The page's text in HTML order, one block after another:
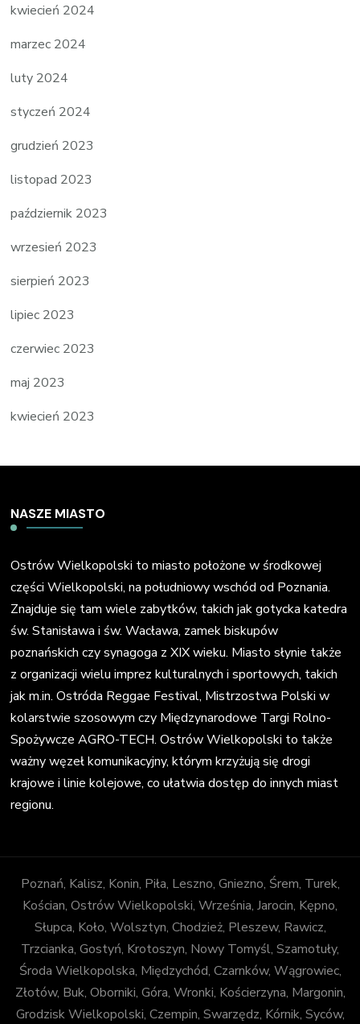
kwiecień 2024
marzec 2024
luty 2024
styczeń 2024
grudzień 2023
listopad 2023
październik 2023
wrzesień 2023
sierpień 2023
lipiec 2023
czerwiec 2023
maj 2023
kwiecień 2023
NASZE MIASTO
Ostrów Wielkopolski to miasto położone w środkowej
części Wielkopolski, na południowy wschód od Poznania.
Znajduje się tam wiele zabytków, takich jak gotycka katedra
św. Stanisława i św. Wacława, zamek biskupów
poznańskich czy synagoga z XIX wieku. Miasto słynie także
z organizacji wielu imprez kulturalnych i sportowych, takich
jak m.in. Ostróda Reggae Festival, Mistrzostwa Polski w
kolarstwie szosowym czy Międzynarodowe Targi Rolno-
Spożywcze AGRO-TECH. Ostrów Wielkopolski to także
ważny węzeł komunikacyjny, którym krzyżują się drogi
krajowe i linie kolejowe, co ułatwia dostęp do innych miast
regionu.
Poznań, Kalisz, Konin, Piła, Leszno, Gniezno, Śrem, Turek,
Kościan, Ostrów Wielkopolski, Września, Jarocin, Kępno,
Słupca, Koło, Wolsztyn, Chodzież, Pleszew, Rawicz,
Trzcianka, Gostyń, Krotoszyn, Nowy Tomyśl, Szamotuły,
Środa Wielkopolska, Międzychód, Czarnków, Wągrowiec,
Złotów, Buk, Oborniki, Góra, Wronki, Kościerzyna, Margonin,
Grodzisk Wielkopolski, Czempin, Swarzędz, Kórnik, Syców,